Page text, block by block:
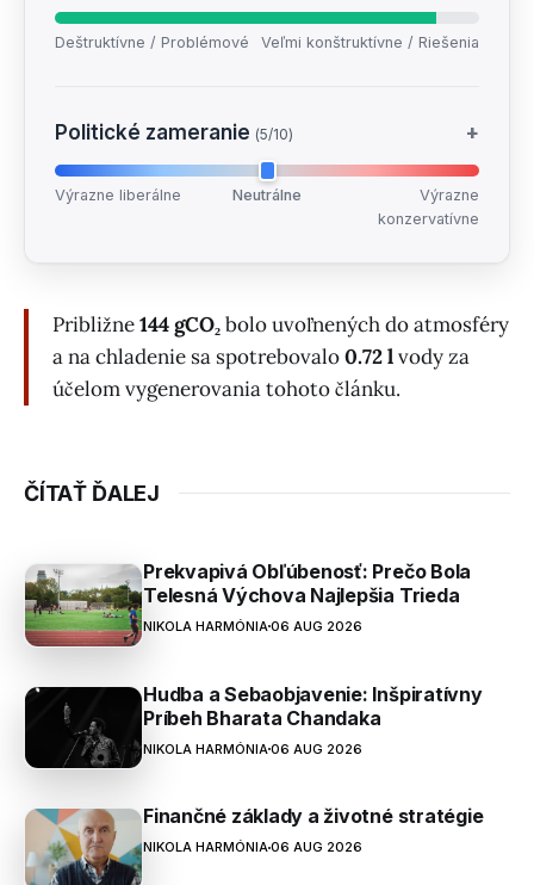
Deštruktívne / Problémové Veľmi konštruktívne / Riešenia
Politické zameranie (5/10) +
Výrazne liberálne Neutrálne
Výrazne
konzervatívne
Približne144 gCO₂bolo uvoľnených do atmosféry
a na chladenie sa spotrebovalo0.72 lvody za
účelom vygenerovania tohoto článku.
ČÍTAŤ ĎALEJ
Prekvapivá Obľúbenosť: Prečo Bola
Telesná Výchova Najlepšia Trieda
NIKOLA HARMÓNIA06 AUG 2026
Hudba a Sebaobjavenie: Inšpiratívny
Príbeh Bharata Chandaka
NIKOLA HARMÓNIA 06 AUG 2026
Finančné základy a životné stratégie
NIKOLA HARMÓNIA06 AUG 2026